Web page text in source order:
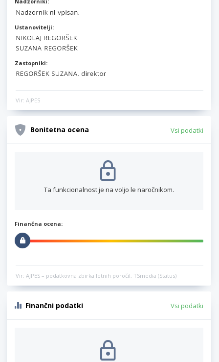
Ustanovitelji:
Zastopniki:
Vir: AJPES
Bonitetna ocena Vsi podatki
Ta funkcionalnost je na voljo le naročnikom.
Finančna ocena:
Vir: AJPES – podatkovna zbirka letnih poročil, TSmedia (Status)
Finančni podatki Vsi podatki